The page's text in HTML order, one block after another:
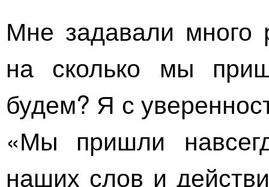
Мне задавали много
на сколько мы
будем? Я с
«Мы пришли
наших слов и